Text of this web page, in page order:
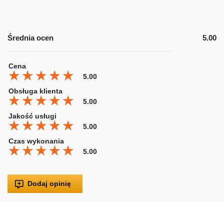
Średnia ocen 5.00
Cena
5.00
★★★★★
★★★★★
★★★★★
Obsługa klienta
5.00
★★★★★
★★★★★
★★★★★
Jakość usługi
5.00
★★★★★
★★★★★
★★★★★
Czas wykonania
5.00
★★★★★
★★★★★
★★★★★
Dodaj opinię